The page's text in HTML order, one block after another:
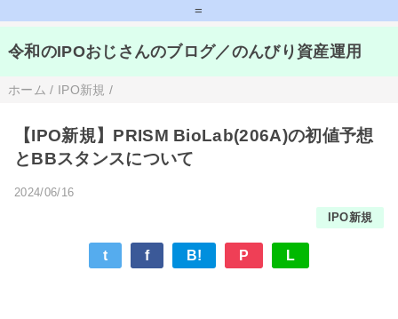
=
令和のIPOおじさんのブログ／のんびり資産運用
ホーム / IPO新規 /
【IPO新規】PRISM BioLab(206A)の初値予想
とBBスタンスについて
2024/06/16
IPO新規
t f B! P L